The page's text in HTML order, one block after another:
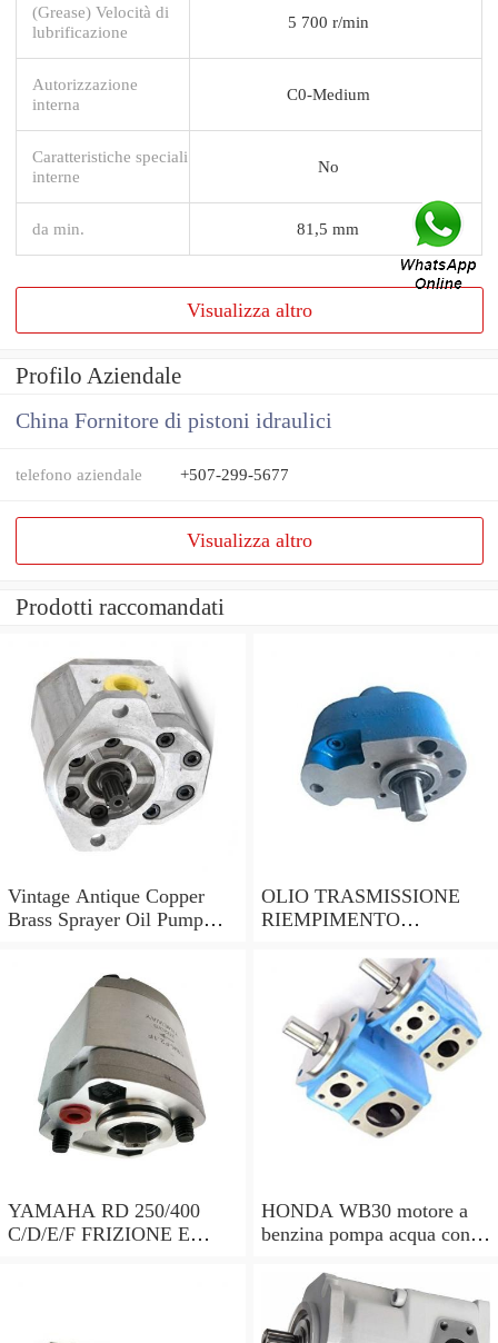
(Grease) Velocità di
lubrificazione
5 700 r/min
Autorizzazione
interna
C0-Medium
Caratteristiche speciali
interne
No
da min. 81,5 mm
Visualizza altro
Profilo Aziendale
China Fornitore di pistoni idraulici
telefono aziendale +507-299-5677
Visualizza altro
Prodotti raccomandati
Vintage Antique Copper
Brass Sprayer Oil Pump
OLIO TRASMISSIONE
RIEMPIMENTO
pompa a mano 7 LITRI e
15 ADATTATORI DSG
YAMAHA RD 250/400
C/D/E/F FRIZIONE E
HONDA WB30 motore a
benzina pompa acqua con